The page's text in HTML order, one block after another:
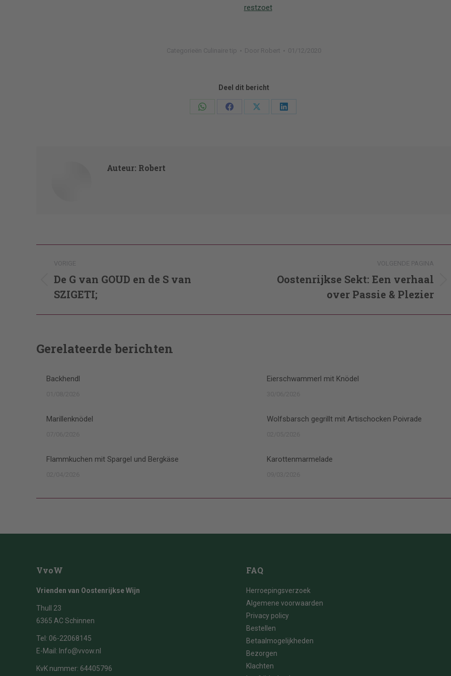
restzoet
Categorieën Culinaire tip Door Robert 01/12/2020
Deel dit bericht
Deel
Deel
Deel
Deel
Auteur: Robert
Post
navigation
VORIGE
Vorig
bericht
De G van GOUD en de S van
SZIGETI;
VOLGENDE PAGINA
VolgendeOostenrijkse Sekt: Een verhaal
over Passie & Plezier
Gerelateerde berichten
Backhendl Eierschwammerl mit Knödel
Marillenknödel Wolfsbarsch gegrillt mit Artischocken Poivrade
Flammkuchen mit Spargel und Bergkäse Karottenmarmelade
VvoW
Vrienden van Oostenrijkse Wijn
Thull 23
6365 AC Schinnen
Tel: 06-22068145
E-Mail: Info@vvow.nl
KvK nummer: 64405796
FAQ
Herroepingsverzoek
Algemene voorwaarden
Privacy policy
Bestellen
Betaalmogelijkheden
Bezorgen
Klachten